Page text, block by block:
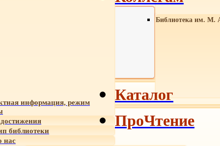
Библиотека им. М.
информация, режим
библиотеки
нас
Каталог
ПроЧтение